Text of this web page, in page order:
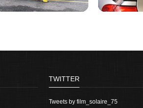
TWITTER
Tweets by film_solaire_75